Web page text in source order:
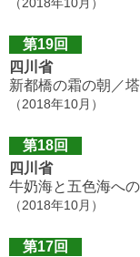
第19回
四川省
新都橋の霜の朝／
（2018年10月）
第18回
四川省
牛奶海と五色海へ
（2018年10月）
第17回